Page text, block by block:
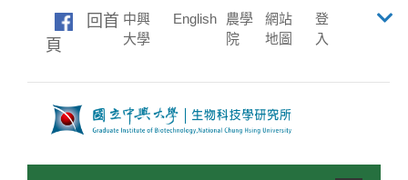
回首
頁
中興
大學
English
農學
院
網站
地圖
登
入